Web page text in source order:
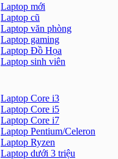
Laptop mới
Laptop cũ
Laptop văn phòng
Laptop gaming
Laptop Đồ Họa
Laptop sinh viên
Laptop Core i3
Laptop Core i5
Laptop Core i7
Laptop Pentium/Celeron
Laptop Ryzen
Laptop dưới 3 triệu